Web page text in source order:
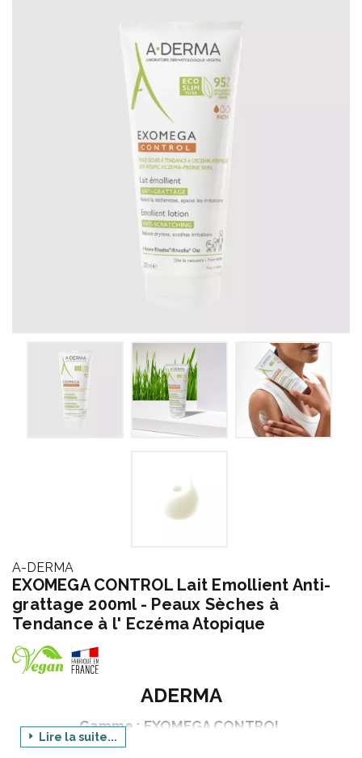
A-DERMA
EXOMEGA CONTROL Lait Emollient Anti-
grattage 200ml - Peaux Sèches à
Tendance à l' Eczéma Atopique
ADERMA
Gamme : EXOMEGA CONTROL
Produit : LAIT EMOLLIENT ANTI-GRATTAGE
Lire la suite...